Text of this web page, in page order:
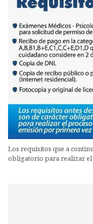
Los requisitos que a
obligatorio para realizar el